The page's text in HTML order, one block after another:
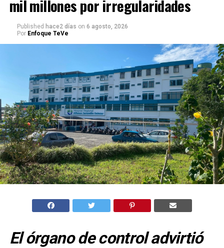
mil millones por irregularidades
Published hace2 días on 6 agosto, 2026
Por Enfoque TeVe
El órgano de control advirtió